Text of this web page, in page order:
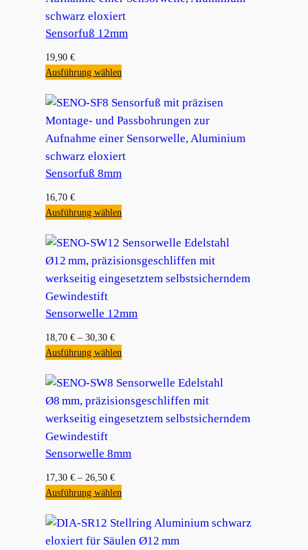
Sensorfuß 12mm
19,90€
Ausführung wählen
Sensorfuß 8mm
16,70€
Ausführung wählen
Sensorwelle 12mm
18,70€ –30,30€
Ausführung wählen
Sensorwelle 8mm
17,30€ – 26,50€
Ausführung wählen